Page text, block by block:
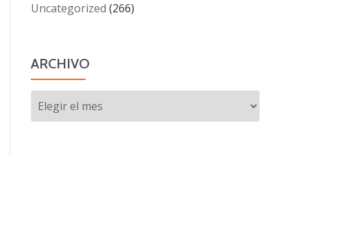
Uncategorized (266)
ARCHIVO
Archivo